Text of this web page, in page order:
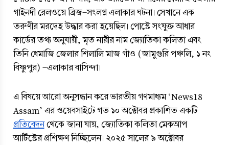
গাইনদী রেলওয়ে ব্রিজ-সংলগ্ন এলাকার ঘটনা। সেখানে এক
তরুণীর মরদেহ উদ্ধার করা হয়েছিল। পোস্টে সংযুক্ত আধার
কার্ডের তথ্য অনুযায়ী, মৃত নারীর নাম জ্যোতিকা কলিতা এবং
তিনি ধেমাজি জেলার শিলালি মাজ গাঁও (জামুগুরি পঞ্চলি, ১ নং
বিষ্ণুপুর) -এলাকার বাসিন্দা।
এ বিষয়ে আরো অনুসন্ধান করে ভারতীয় গণমাধ্যম ‘News18
Assam’ এর ওয়েবসাইটে গত ১০ অক্টোবর প্রকাশিত একটি
প্রতিবেদন থেকে জানা যায়, জ্যোতিকা কলিতা মেকআপ
আর্টিস্টের প্রশিক্ষণ নিচ্ছিলেন। ২০২৫ সালের ৯ অক্টোবর